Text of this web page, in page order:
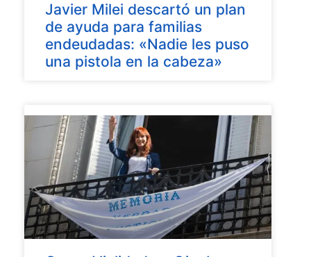
Javier Milei descartó un plan
de ayuda para familias
endeudadas: «Nadie les puso
una pistola en la cabeza»